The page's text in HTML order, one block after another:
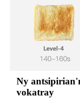
Ny
vokatray